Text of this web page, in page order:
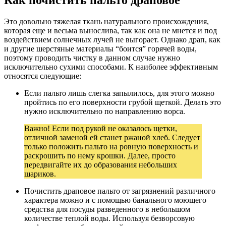
Это довольно тяжелая ткань натурального происхождения,
которая еще и весьма вынослива, так как она не мнется и под
воздействием солнечных лучей не выгорает. Однако драп, как
и другие шерстяные материалы “боится” горячей воды,
поэтому проводить чистку в данном случае нужно
исключительно сухими способами. К наиболее эффективным
относятся следующие:
Если пальто лишь слегка запылилось, для этого можно
пройтись по его поверхности грубой щеткой. Делать это
нужно исключительно по направлению ворса.
Важно! Если под рукой не оказалось щетки,
отличной заменой ей станет ржаной хлеб. Следует
только положить пальто на ровную поверхность и
раскрошить по нему крошки. Далее, просто
передвигайте их до образования небольших
шариков.
Почистить драповое пальто от загрязнений различного
характера можно и с помощью банального моющего
средства для посуды разведенного в небольшом
количестве теплой воды. Используя безворсовую